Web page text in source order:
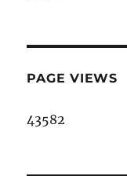
PAGE VIEWS
43582